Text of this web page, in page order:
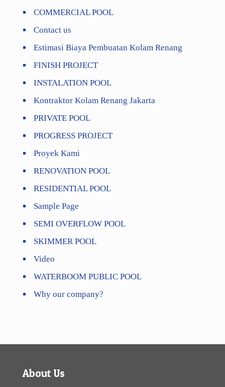
COMMERCIAL POOL
Contact us
Estimasi Biaya Pembuatan Kolam Renang
FINISH PROJECT
INSTALATION POOL
Kontraktor Kolam Renang Jakarta
PRIVATE POOL
PROGRESS PROJECT
Proyek Kami
RENOVATION POOL
RESIDENTIAL POOL
Sample Page
SEMI OVERFLOW POOL
SKIMMER POOL
Video
WATERBOOM PUBLIC POOL
Why our company?
About Us